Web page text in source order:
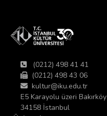
(0212) 498 41 41
(0212) 498 43 06
kultur@iku.edu.tr
E5 Karayolu üzeri Bakırköy
34158 İstanbul